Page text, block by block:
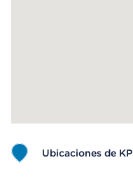
Ubicaciones de KP